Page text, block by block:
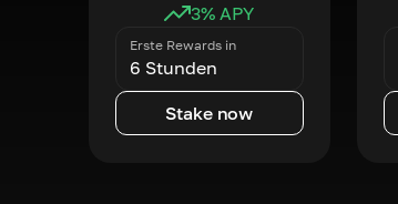
3% APY
Erste Rewards in
6 Stunden
Stake now